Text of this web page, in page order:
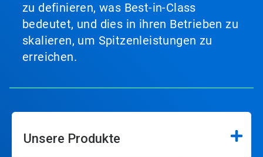
zu definieren, was Best-in-Class
bedeutet, und dies in ihren Betrieben zu
skalieren, um Spitzenleistungen zu
erreichen.
Unsere Produkte